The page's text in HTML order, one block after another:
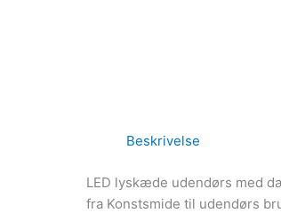
Beskrivelse
LED lyskæde udendørs med
fra Konstsmide til udendørs